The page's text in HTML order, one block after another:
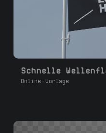
Online-Vorlage